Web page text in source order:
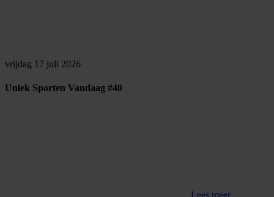
vrijdag 17 juli 2026
Uniek Sporten Vandaag #40